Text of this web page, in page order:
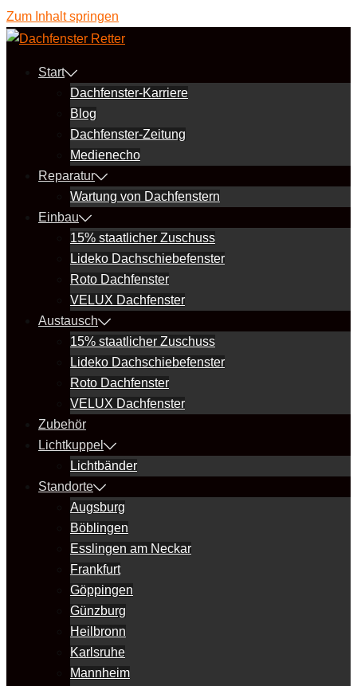
Zum Inhalt springen
Start
Dachfenster-Karriere
Blog
Dachfenster-Zeitung
Medienecho
Reparatur
Wartung von Dachfenstern
Einbau
15% staatlicher Zuschuss
Lideko Dachschiebefenster
Roto Dachfenster
VELUX Dachfenster
Austausch
15% staatlicher Zuschuss
Lideko Dachschiebefenster
Roto Dachfenster
VELUX Dachfenster
Zubehör
Lichtkuppel
Lichtbänder
Standorte
Augsburg
Böblingen
Esslingen am Neckar
Frankfurt
Göppingen
Günzburg
Heilbronn
Karlsruhe
Mannheim